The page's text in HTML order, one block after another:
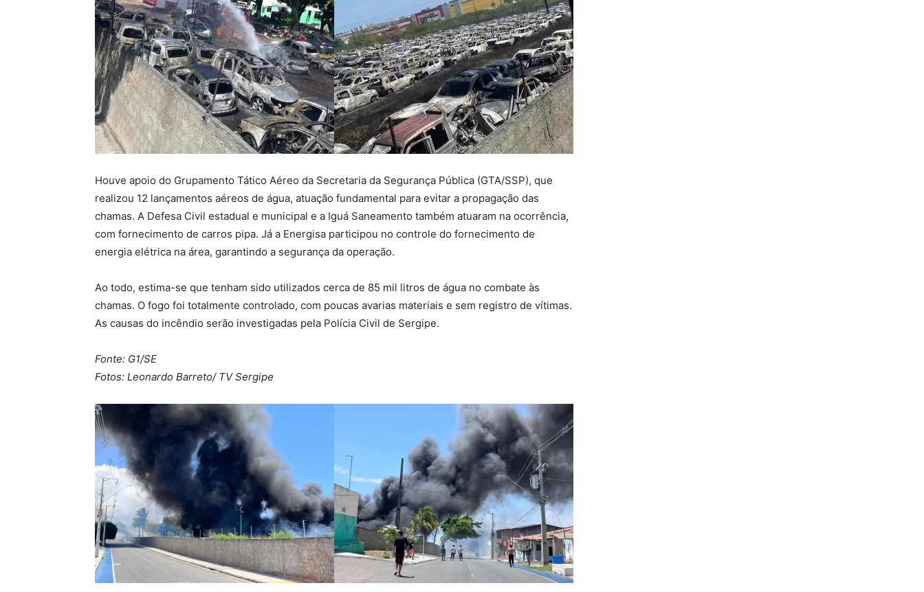
Houve apoio do Grupamento Tático Aéreo da Secretaria da Segurança Pública (GTA/SSP), que
realizou 12 lançamentos aéreos de água, atuação fundamental para evitar a propagação das
chamas. A Defesa Civil estadual e municipal e a Iguá Saneamento também atuaram na ocorrência,
com fornecimento de carros pipa. Já a Energisa participou no controle do fornecimento de
energia elétrica na área, garantindo a segurança da operação.
Ao todo, estima-se que tenham sido utilizados cerca de 85 mil litros de água no combate às
chamas. O fogo foi totalmente controlado, com poucas avarias materiais e sem registro de vítimas.
As causas do incêndio serão investigadas pela Polícia Civil de Sergipe.
Fonte: G1/SE
Fotos: Leonardo Barreto/ TV Sergipe